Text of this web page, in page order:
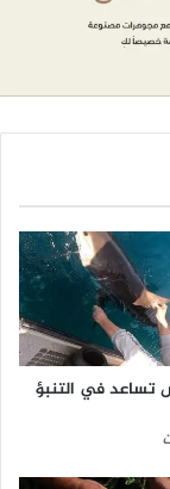
تساعد في التنبؤ